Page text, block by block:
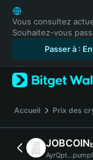
English
日本語
Tiếng Việt
Español
Türkçe
Français
Deutsch
简体中文
繁體中文
Vous consultez
Souhaitez-vous
Passer à :
Accueil Prix des
JOBCOIN
AyrQpt...pump